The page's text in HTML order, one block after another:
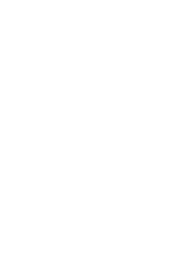
すが、あなたと私
していいのかな？
学齢期のお子様につ